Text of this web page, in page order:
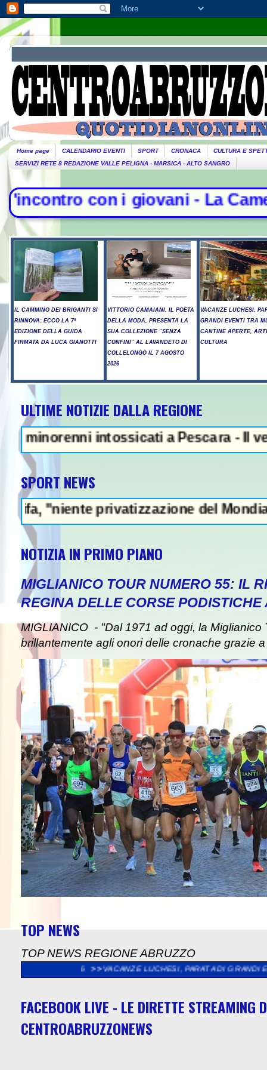
Home page CALENDARIO EVENTI SPORT CRONACA
CULTURA E
SERVIZI RETE 8 REDAZIONE VALLE PELIGNA - MARSICA - ALTO SANGRO
i giovani - La Camera
IL CAMMINO DEI BRIGANTI SI
RINNOVA: ECCO LA 7ª
EDIZIONE DELLA GUIDA
FIRMATA DA LUCA GIANOTTI
VITTORIO CAMAIANI, IL POETA
DELLA MODA, PRESENTA LA
SUA COLLEZIONE “SENZA
CONFINI” AL LAVANDETO DI
COLLELONGO IL 7 AGOSTO
2026
VACANZE LUCHESI,
GRANDI EVENTI TRA
CANTINE APERTE,
CULTURA
ULTIME NOTIZIE DALLA REGIONE
intossicati a Pescara - Il vento
SPORT NEWS
privatizzazione del Mondiale"-
NOTIZIA IN PRIMO PIANO
MIGLIANICO TOUR NUMERO 55: IL
REGINA DELLE CORSE PODISTICHE
MIGLIANICO - "Dal 1971 ad oggi, la Miglianico
brillantemente agli onori delle cronache grazie
TOP NEWS
TOP NEWS REGIONE ABRUZZO
VACANZE LUCHESI, PARATA DI GRANDI EVENTI TRA
FACEBOOK LIVE - LE DIRETTE STREAMING
CENTROABRUZZONEWS
NEWS IN